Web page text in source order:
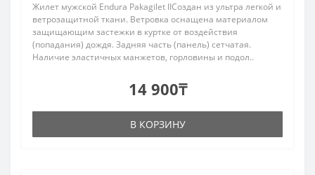
Жилет мужской Endura Pakagilet IIСоздан из ультра легкой и
ветрозащитной ткани. Ветровка оснащена материалом
защищающим застежки в куртке от воздействия
(попадания) дождя. Задняя часть (панель) сетчатая.
Наличие эластичных манжетов, горловины и подол..
14 900₸
В КОРЗИНУ